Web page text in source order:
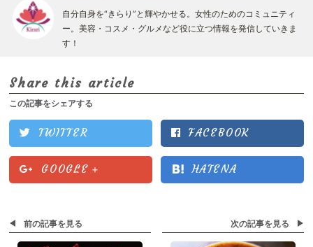
自分自身を“きらり”と輝やかせる。女性のためのコミュニティ
ー。美容・コスメ・グルメなど役に立つ情報を発信していきま
す！
Share this article
この記事をシェアする
TWITTER FACEBOOK
GOOGLE + HATENA
前の記事を見る 次の記事を見る